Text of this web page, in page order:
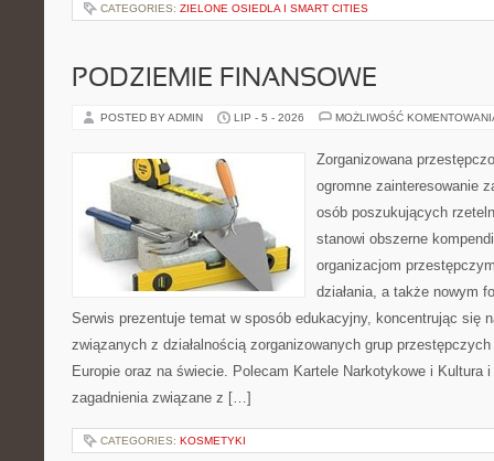
CATEGORIES: ZIELONE OSIEDLA I SMART CITIES
PODZIEMIE FINANSOWE
POSTED BY ADMIN LIP - 5 - 2026 MOŻLIWOŚĆ
Zorganizowana
ogromne zainteresowanie
osób poszukujących
stanowi obszerne
organizacjom
działania, a także nowym
Serwis prezentuje temat w sposób edukacyjny, koncentrując się
związanych z działalnością zorganizowanych grup
Europie oraz na świecie. Polecam Kartele Narkotykowe i Kultura
zagadnienia związane z […]
CATEGORIES: KOSMETYKI